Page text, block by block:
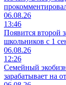
06.08.26
13:46
Появится второй
школьников с 1
06.08.26
12:26
Семейный
зарабатывает на